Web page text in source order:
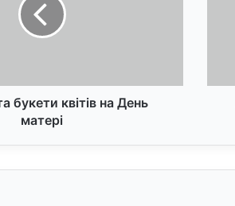
букети квітів на День
матері